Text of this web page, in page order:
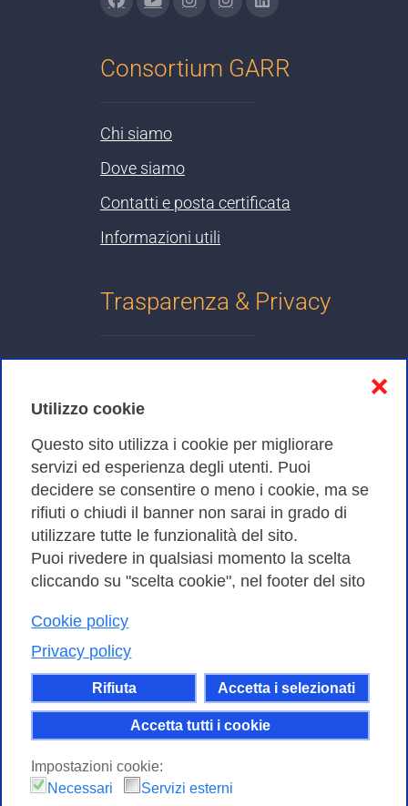
Utilizzo cookie
Questo sito utilizza i cookie per migliorare
servizi ed esperienza degli utenti. Puoi
decidere se consentire o meno i cookie, ma se
rifiuti o chiudi il banner non sarai in grado di
utilizzare tutte le funzionalità del sito.
Puoi rivedere in qualsiasi momento la scelta
cliccando su "scelta cookie", nel footer del sito
Cookie policy
Privacy policy
Rifiuta Accetta i selezionati
Accetta tutti i cookie
❌
Impostazioni cookie:
Necessari
Servizi esterni
Consortium GARR
Chi siamo
Dove siamo
Contatti e posta certificata
Informazioni utili
Trasparenza & Privacy
Cookies Policy
Amministrazione trasparente
Bandi di Gara
Consortium GARR - Via dei Tizii, 6 - 00185 Roma | Tel.
| CF 97284570583 – PI 07577141000 | Codice
Destinatario 7EU9KEU |
Il contenuto di questo sito e' rilasciato, tranne dove
altrimenti indicato, secondo i termini della licenza
Creative Commons
stesso modo 4.0 Internazionale.